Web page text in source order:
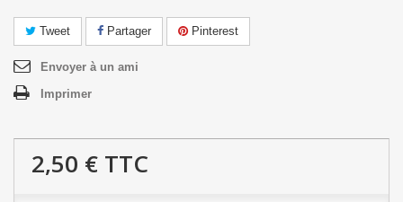
Tweet Partager Pinterest
Envoyer à un ami
Imprimer
2,50 € TTC